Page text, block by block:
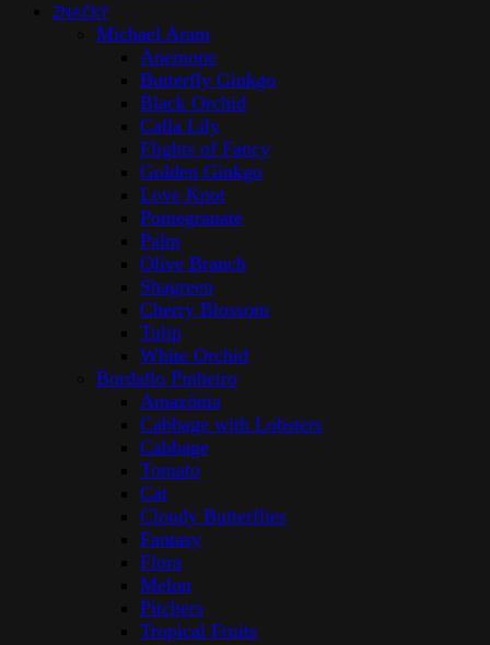
ZNAČKY
Michael Aram
Anemone
Butterfly Ginkgo
Black Orchid
Calla Lily
Flights of Fancy
Golden Ginkgo
Love Knot
Pomegranate
Palm
Olive Branch
Shagreen
Cherry Blossom
Tulip
White Orchid
Bordallo Pinheiro
Amazōnia
Cabbage with Lobsters
Cabbage
Tomato
Cat
Cloudy Butterflies
Fantasy
Flora
Melon
Pitchers
Tropical Fruits